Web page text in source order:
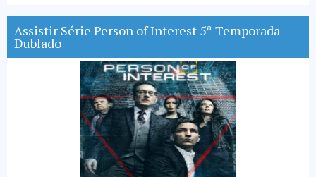
Assistir Série Person of Interest 5ª Temporada
Dublado